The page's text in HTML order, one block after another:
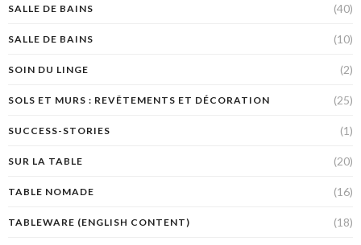
SALLE DE BAINS (40)
SALLE DE BAINS (10)
SOIN DU LINGE (2)
SOLS ET MURS : REVÊTEMENTS ET DÉCORATION (25)
SUCCESS-STORIES (1)
SUR LA TABLE (20)
TABLE NOMADE (16)
TABLEWARE (ENGLISH CONTENT) (18)